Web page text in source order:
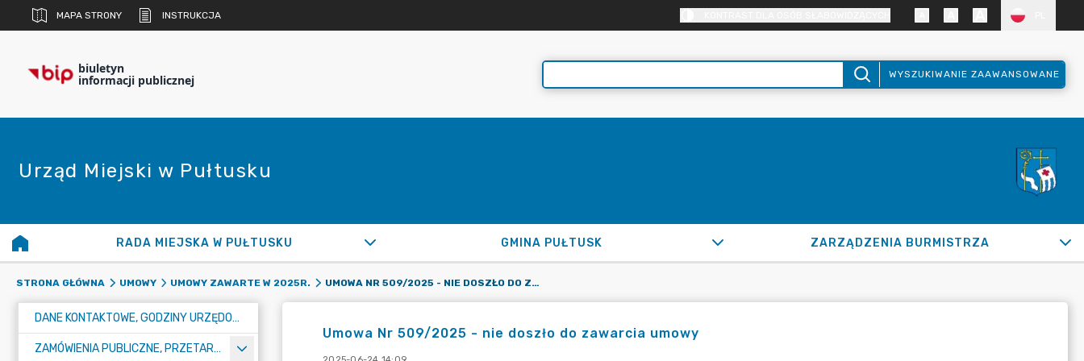
MAPA STRONY INSTRUKCJA
biuletyn
informacji publicznej WYSZUKIWANIE ZAAWANSOWANE
Urząd Miejski w Pułtusku
RADA MIEJSKA W PUŁTUSKU GMINA PUŁTUSK ZARZĄDZENIA BURMISTRZA
STRONA GŁÓWNA UMOWY UMOWY ZAWARTE W 2025R. UMOWA NR 509/2025 - NIE DOSZŁO DO ZAWARCIA UMOWY
DANE KONTAKTOWE, GODZINY URZĘDOWANIA I NUMER KONTA BANKOWEGO
ZAMÓWIENIA PUBLICZNE, PRZETARGI, KONKURSY
Umowa Nr 509/2025 - nie doszło do zawarcia umowy